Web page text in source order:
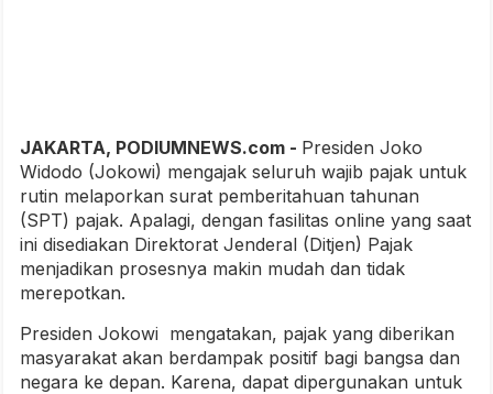
JAKARTA, PODIUMNEWS.com - Presiden Joko
Widodo (Jokowi) mengajak seluruh wajib pajak untuk
rutin melaporkan surat pemberitahuan tahunan
(SPT) pajak. Apalagi, dengan fasilitas online yang saat
ini disediakan Direktorat Jenderal (Ditjen) Pajak
menjadikan prosesnya makin mudah dan tidak
merepotkan.
Presiden Jokowi mengatakan, pajak yang diberikan
masyarakat akan berdampak positif bagi bangsa dan
negara ke depan. Karena, dapat dipergunakan untuk